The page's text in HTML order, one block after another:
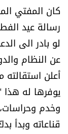
كان المفتي
رسالة عيد
لو بادر الى
عن النظام
أعلن استقالته
يوفرها له هذا
وخدم
قناعاته وبدأ